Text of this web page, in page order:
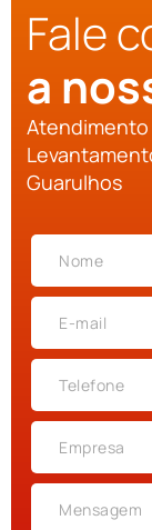
Fale
a
Atendimento
Guarulhos